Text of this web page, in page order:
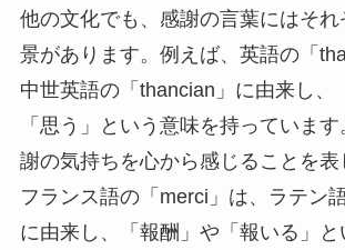
他の文化でも、感謝の言葉にはそ
景があります。例えば、英語の「
中世英語の「thancian」に由来し、
「思う」という意味を持っていま
謝の気持ちを心から感じることを表
フランス語の「merci」は、ラテン
に由来し、「報酬」や「報いる」